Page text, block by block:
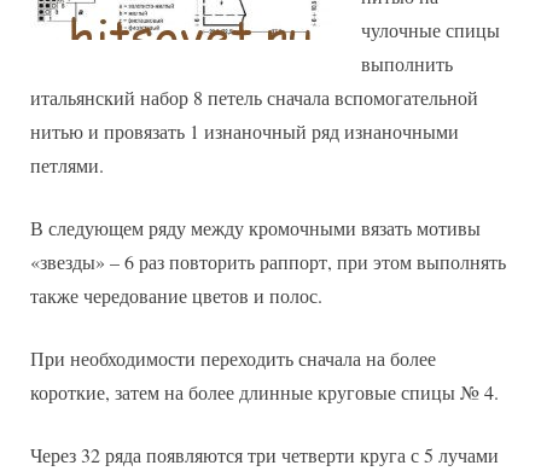
чулочные спицы
выполнить
итальянский набор 8 петель сначала вспомогательной
нитью и провязать 1 изнаночный ряд изнаночными
петлями.
В следующем ряду между кромочными вязать мотивы
«звезды» – 6 раз повторить раппорт, при этом выполнять
также чередование цветов и полос.
При необходимости переходить сначала на более
короткие, затем на более длинные круговые спицы № 4.
Через 32 ряда появляются три четверти круга с 5 лучами